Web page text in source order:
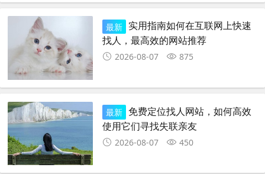
最新 实用指南如何在互联网上快速
找人，最高效的网站推荐
2026-08-07 875
最新 免费定位找人网站，如何高效
使用它们寻找失联亲友
2026-08-07 450